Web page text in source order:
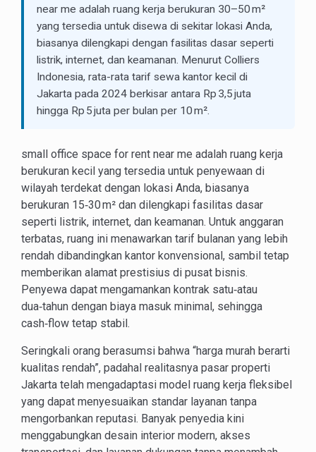
near me adalah ruang kerja berukuran 30–50 m²
yang tersedia untuk disewa di sekitar lokasi Anda,
biasanya dilengkapi dengan fasilitas dasar seperti
listrik, internet, dan keamanan. Menurut Colliers
Indonesia, rata-rata tarif sewa kantor kecil di
Jakarta pada 2024 berkisar antara Rp 3,5 juta
hingga Rp 5 juta per bulan per 10 m².
small office space for rent near me adalah ruang kerja
berukuran kecil yang tersedia untuk penyewaan di
wilayah terdekat dengan lokasi Anda, biasanya
berukuran 15‑30 m² dan dilengkapi fasilitas dasar
seperti listrik, internet, dan keamanan. Untuk anggaran
terbatas, ruang ini menawarkan tarif bulanan yang lebih
rendah dibandingkan kantor konvensional, sambil tetap
memberikan alamat prestisius di pusat bisnis.
Penyewa dapat mengamankan kontrak satu‑atau
dua‑tahun dengan biaya masuk minimal, sehingga
cash‑flow tetap stabil.
Seringkali orang berasumsi bahwa “harga murah berarti
kualitas rendah”, padahal realitasnya pasar properti
Jakarta telah mengadaptasi model ruang kerja fleksibel
yang dapat menyesuaikan standar layanan tanpa
mengorbankan reputasi. Banyak penyedia kini
menggabungkan desain interior modern, akses